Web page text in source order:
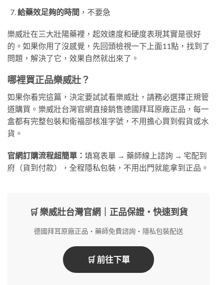
給藥效足夠的時間 ，不要急
樂威壯在三大壯陽藥裡，起效速度和硬度表現其實是很好
的。如果你用了沒感覺，先回頭檢視一下上面11點，找到了
問題，解決了它，效果自然就出來了。
哪裡買正品樂威壯？
如果你看完這篇，決定要試試看樂威壯，請務必選擇正規管
道購買。樂威壯台灣官網直接銷售德國拜耳原廠正品，每一
盒都有完整包裝和衛福部核准字號，不用擔心買到假貨或水
貨。
官網訂購流程超簡單： 填寫表單 → 藥師線上諮詢 → 宅配到
府（貨到付款），全程隱私包裝，不用出門就能拿到正品。
🛒 樂威壯台灣官網｜正品保證・快速到貨
德國拜耳原廠正品・藥師免費諮詢・隱私包裝配送
🛒 前往下單